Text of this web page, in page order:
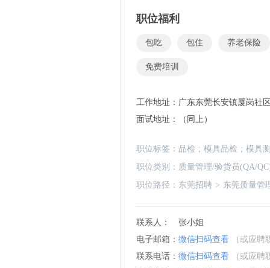
职位福利
包吃 包住 养老保险
免费培训
工作地址： 广东东莞长安镇厦岗社
面试地址：
（同上）
职位标签： 品检 ; 模具品检 ; 模具
职位类别： 质量管理/验货员(QA/
职位路径： 东莞招聘 > 东莞质量管
联系人：
张小姐
电子邮箱： 微信扫码查看
（或应聘
联系电话： 微信扫码查看
（或应聘